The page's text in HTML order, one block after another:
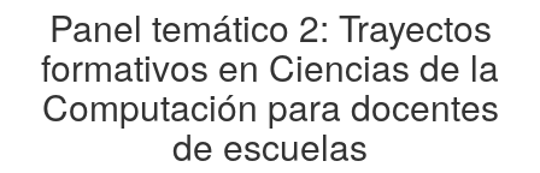
Panel temático 2: Trayectos
formativos en Ciencias de la
Computación para docentes
de escuelas